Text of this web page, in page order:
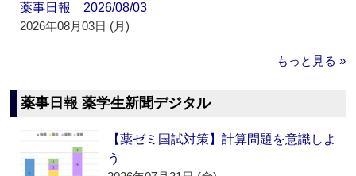
薬事日報 2026/08/03
2026年08月03日 (月)
もっと見る »
薬事日報 薬学生新聞デジタル
【薬ゼミ国試対策】計算問題を意識しよ
う